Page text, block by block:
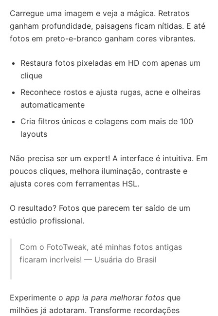
Carregue uma imagem e veja a mágica. Retratos
ganham profundidade, paisagens ficam nítidas. E até
fotos em preto-e-branco ganham cores vibrantes.
Restaura fotos pixeladas em HD com apenas um
clique
Reconhece rostos e ajusta rugas, acne e olheiras
automaticamente
Cria filtros únicos e colagens com mais de 100
layouts
Não precisa ser um expert! A interface é intuitiva. Em
poucos cliques, melhora iluminação, contraste e
ajusta cores com ferramentas HSL.
O resultado? Fotos que parecem ter saído de um
estúdio profissional.
Com o FotoTweak, até minhas fotos antigas
ficaram incríveis! — Usuária do Brasil
Experimente o app ia para melhorar fotos que
milhões já adotaram. Transforme recordações